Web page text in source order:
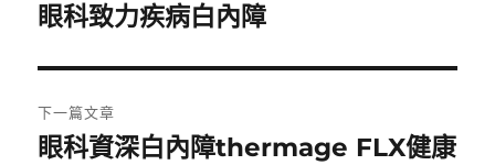
導
覽
一
文
章:
眼科致力疾病白內障
下一篇文章
下
眼科資深白內障thermage FLX健康